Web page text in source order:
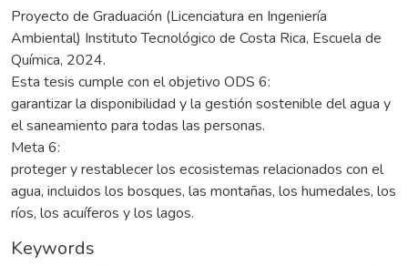
Proyecto de Graduación (Licenciatura en Ingeniería
Ambiental) Instituto Tecnológico de Costa Rica, Escuela de
Química, 2024.
Esta tesis cumple con el objetivo ODS 6:
garantizar la disponibilidad y la gestión sostenible del agua y
el saneamiento para todas las personas.
Meta 6:
proteger y restablecer los ecosistemas relacionados con el
agua, incluidos los bosques, las montañas, los humedales, los
ríos, los acuíferos y los lagos.
Keywords